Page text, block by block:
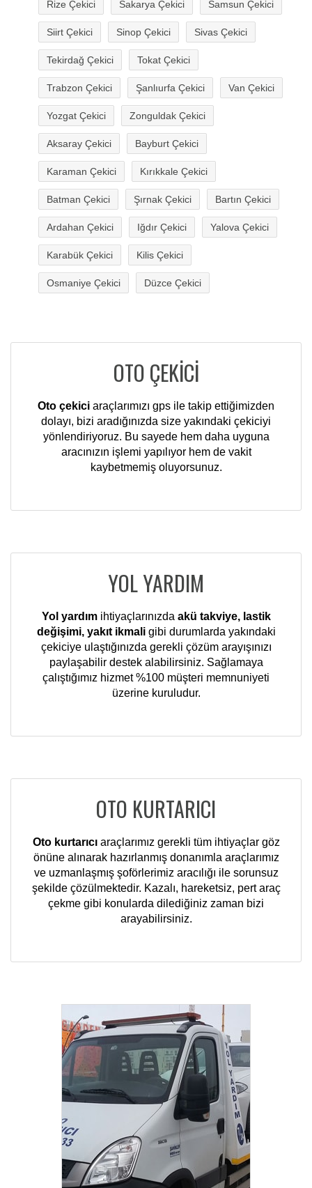
Rize Çekici Sakarya Çekici Samsun Çekici
Siirt Çekici Sinop Çekici Sivas Çekici
Tekirdağ Çekici Tokat Çekici
Trabzon Çekici Şanlıurfa Çekici Van Çekici
Yozgat Çekici Zonguldak Çekici
Aksaray Çekici Bayburt Çekici
Karaman Çekici Kırıkkale Çekici
Batman Çekici Şırnak Çekici Bartın Çekici
Ardahan Çekici Iğdır Çekici Yalova Çekici
Karabük Çekici Kilis Çekici
Osmaniye Çekici Düzce Çekici
OTO ÇEKİCİ
Oto çekici araçlarımızı gps ile takip ettiğimizden
dolayı, bizi aradığınızda size yakındaki çekiciyi
yönlendiriyoruz. Bu sayede hem daha uyguna
aracınızın işlemi yapılıyor hem de vakit
kaybetmemiş oluyorsunuz.
YOL YARDIM
Yol yardımihtiyaçlarınızda akü takviye, lastik
değişimi, yakıt ikmaligibi durumlarda yakındaki
çekiciye ulaştığınızda gerekli çözüm arayışınızı
paylaşabilir destek alabilirsiniz. Sağlamaya
çalıştığımız hizmet %100 müşteri memnuniyeti
üzerine kuruludur.
OTO KURTARICI
Oto kurtarıcıaraçlarımız gerekli tüm ihtiyaçlar göz
önüne alınarak hazırlanmış donanımla araçlarımız
ve uzmanlaşmış şoförlerimiz aracılığı ile sorunsuz
şekilde çözülmektedir. Kazalı, hareketsiz, pert araç
çekme gibi konularda dilediğiniz zaman bizi
arayabilirsiniz.